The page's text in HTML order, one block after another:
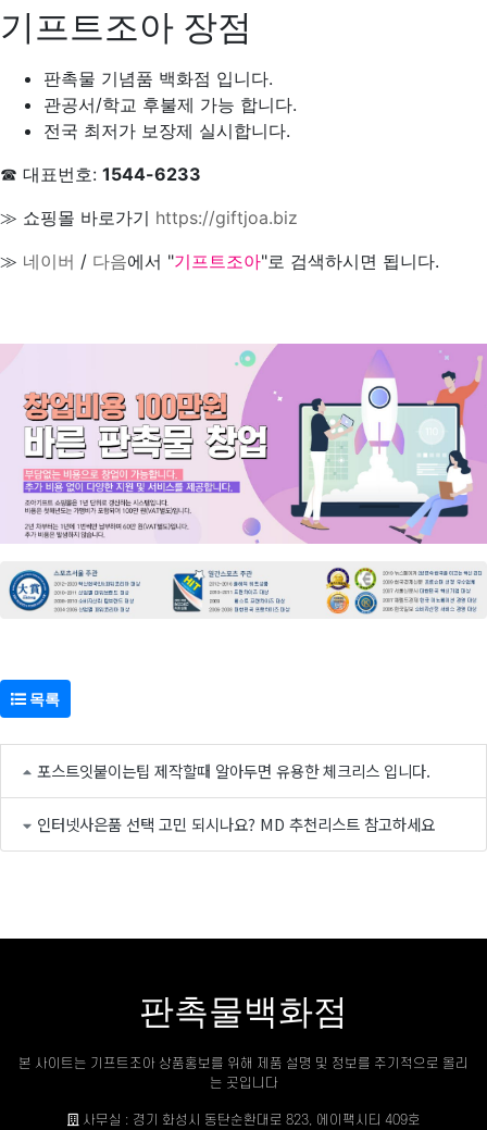
기프트조아 장점
판촉물 기념품 백화점 입니다.
관공서/학교 후불제 가능 합니다.
전국 최저가 보장제 실시합니다.
☎ 대표번호: 1544-6233
≫ 쇼핑몰 바로가기 https://giftjoa.biz
≫ 네이버 / 다음에서 "기프트조아"로 검색하시면 됩니다.
목록
포스트잇붙이는팁 제작할때 알아두면 유용한 체크리스 입니다.
인터넷사은품 선택 고민 되시나요? MD 추천리스트 참고하세요
판촉물백화점
본 사이트는 기프트조아 상품홍보를 위해 제품 설명 및 정보를 주기적으로 올리
는 곳입니다
사무실 : 경기 화성시 동탄순환대로 823, 에이팩시티 409호